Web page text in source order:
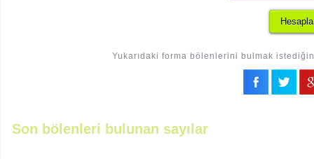
Yukarıdaki forma bölenlerini bulmak
Son bölenleri bulunan sayılar